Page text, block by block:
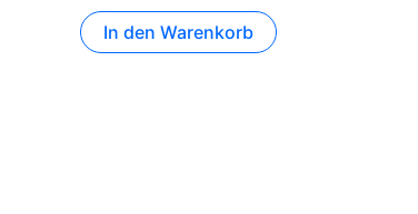
In den Warenkorb